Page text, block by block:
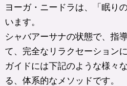
ヨーガ・ニードラは、「眠り
います。
シャバアーサナの状態で、指
て、完全なリラクセーション
ガイドには下記のような様々
る、体系的なメソッドです。